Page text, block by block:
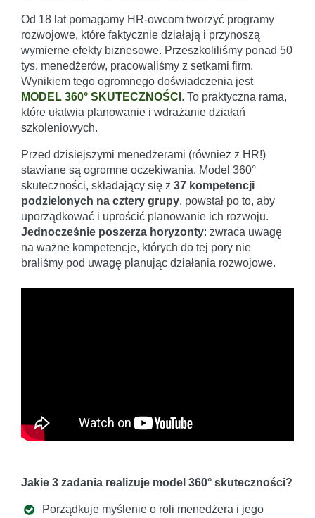
Od 18 lat pomagamy HR-owcom tworzyć programy
rozwojowe, które faktycznie działają i przynoszą
wymierne efekty biznesowe. Przeszkoliliśmy ponad 50
tys. menedżerów, pracowaliśmy z setkami firm.
Wynikiem tego ogromnego doświadczenia jest
MODEL 360° SKUTECZNOŚCI . To praktyczna rama,
które ułatwia planowanie i wdrażanie działań
szkoleniowych.
Przed dzisiejszymi menedżerami (również z HR!)
stawiane są ogromne oczekiwania. Model 360°
skuteczności, składający się z 37 kompetencji
podzielonych na cztery grupy, powstał po to, aby
uporządkować i uprościć planowanie ich rozwoju.
Jednocześnie poszerza horyzonty: zwraca uwagę
na ważne kompetencje, których do tej pory nie
braliśmy pod uwagę planując działania rozwojowe.
Jakie 3 zadania realizuje model 360° skuteczności?
Porządkuje myślenie o roli menedżera i jego